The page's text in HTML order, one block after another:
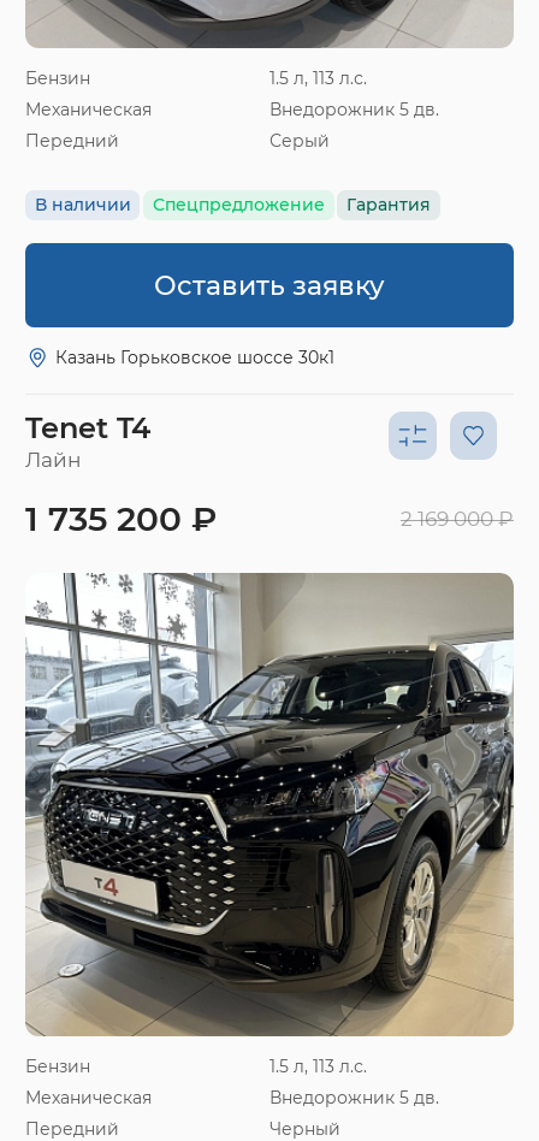
Бензин
1.5 л, 113 л.с.
Механическая
Внедорожник 5 дв.
Передний
Серый
В наличии Спецпредложение Гарантия
Оставить заявку
Казань Горьковское шоссе 30к1
Tenet T4
Лайн
Бензин
1.5 л, 113 л.с.
Механическая
Внедорожник 5 дв.
Передний
Черный
1 735 200 ₽ 2 169 000 ₽